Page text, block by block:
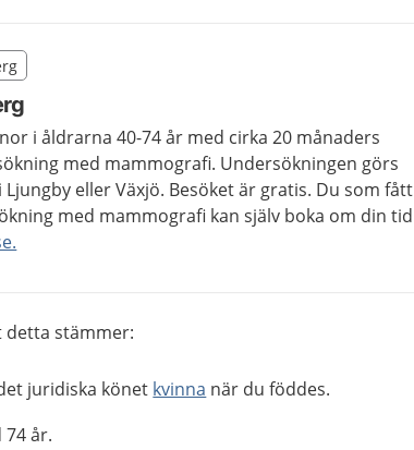
i åldrarna 40-74 år med cirka 20 månaders
med mammografi. Undersökningen görs
eller Växjö. Besöket är gratis. Du som fått
med mammografi kan själv boka om din tid
från region Kronoberg
detta stämmer:
juridiska könet kvinna när du föddes.
år.